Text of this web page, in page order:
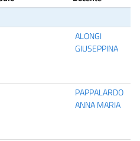
ALONGI
GIUSEPPINA
PAPPALARDO
ANNA MARIA